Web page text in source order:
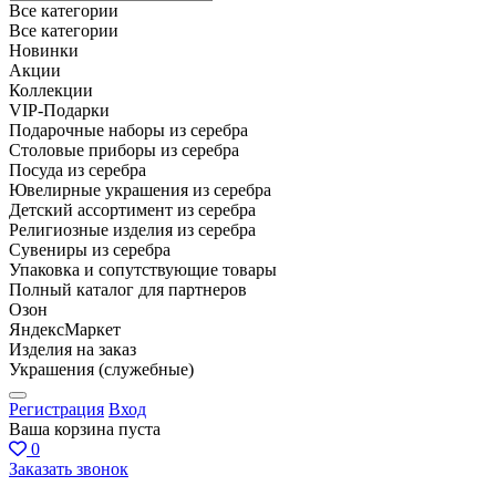
Все категории
Все категории
Новинки
Акции
Коллекции
VIP-Подарки
Подарочные наборы из серебра
Столовые приборы из серебра
Посуда из серебра
Ювелирные украшения из серебра
Детский ассортимент из серебра
Религиозные изделия из серебра
Сувениры из серебра
Упаковка и сопутствующие товары
Полный каталог для партнеров
Озон
ЯндексМаркет
Изделия на заказ
Украшения (служебные)
Регистрация Вход
Ваша корзина пуста
0
Заказать звонок